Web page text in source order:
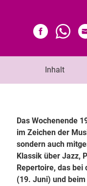
Inhalt
Das Wochenende
im Zeichen der
sondern auch
Klassik über Jazz,
Repertoire, das bei
(19. Juni) und